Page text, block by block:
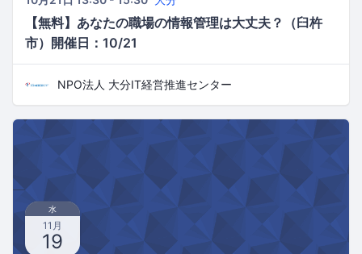
【無料】あなたの職場の情報管理は大丈夫？（臼杵
市）開催日：10/21
NPO法人 大分IT経営推進センター
水
11月
19